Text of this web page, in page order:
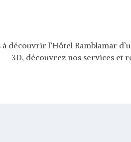
découvrir l’Hôtel Ramblamar
3D, découvrez nos services et